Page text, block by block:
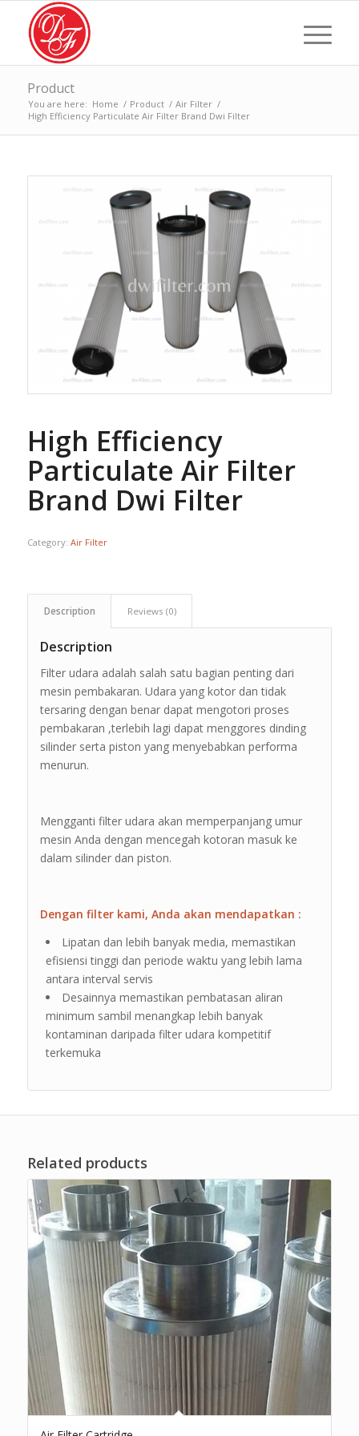
Product
You are here: Home / Product / Air Filter /
High Efficiency Particulate Air Filter Brand Dwi Filter
High Efficiency
Particulate Air Filter
Brand Dwi Filter
Category: Air Filter
Description Reviews (0)
Description
Filter udara adalah salah satu bagian penting dari
mesin pembakaran. Udara yang kotor dan tidak
tersaring dengan benar dapat mengotori proses
pembakaran ,terlebih lagi dapat menggores dinding
silinder serta piston yang menyebabkan performa
menurun.
Mengganti filter udara akan memperpanjang umur
mesin Anda dengan mencegah kotoran masuk ke
dalam silinder dan piston.
Dengan filter kami, Anda akan mendapatkan :
Lipatan dan lebih banyak media, memastikan
efisiensi tinggi dan periode waktu yang lebih lama
antara interval servis
Desainnya memastikan pembatasan aliran
minimum sambil menangkap lebih banyak
kontaminan daripada filter udara kompetitif
terkemuka
Related products